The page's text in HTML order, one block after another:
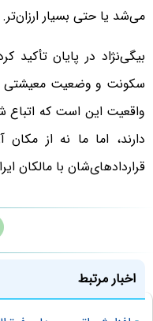
می‌شد یا حتی بسیار ارزان‌تر.
بیگی‌نژاد در پایان تأکید
سکونت و وضعیت معیشتی
واقعیت این است که
دارند، اما ما نه از
قراردادهای‌شان با مالکان
اخبار مرتبط